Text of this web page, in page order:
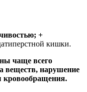
+
кишки.
чаще всего
веществ, нарушение
кровообращения.